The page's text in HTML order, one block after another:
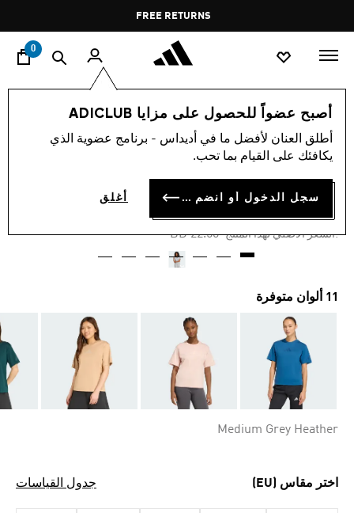
Pause
promotion
rotation
FREE RETURNS
0
أصبح عضواً للحصول على مزايا ADICLUB
أطلق العنان لأفضل ما في أديداس - برنامج عضوية الذي
يكافئك على القيام بما تحب.
سجل الدخول أو انضم الآن أغلق
النساء ملابس
-50%
تيشيرت ADIDAS Z.N.E.
BD 11.25
:السعر الأصلي لهذا المنتج Price reduced from
BD 22.50
to
11 ألوان متوفرة
Medium Grey Heather
اختر مقاس (EU) جدول القياسات